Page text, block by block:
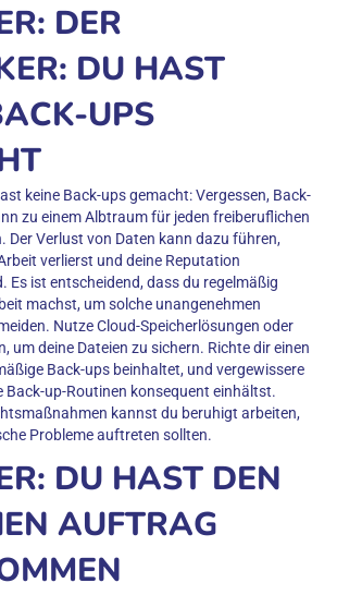
DER
DU HAST
UPS
keine Back-ups gemacht: Vergessen, Back-
zu einem Albtraum für jeden freiberuflichen
Der Verlust von Daten kann dazu führen,
verlierst und deine Reputation
Es ist entscheidend, dass du regelmäßig
machst, um solche unangenehmen
Nutze Cloud-Speicherlösungen oder
um deine Dateien zu sichern. Richte dir einen
Back-ups beinhaltet, und vergewissere
Back-up-Routinen konsequent einhältst.
kannst du beruhigt arbeiten,
Probleme auftreten sollten.
DU HAST DEN
AUFTRAG